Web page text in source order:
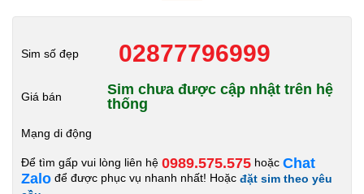
Sim số đẹp 02877796999
Giá bán
Sim chưa được cập nhật trên hệ
thống
Mạng di động
Để tìm gấp vui lòng liên hệ 0989.575.575 hoặc Chat
Zalo để được phục vụ nhanh nhất! Hoặc đặt sim theo yêu